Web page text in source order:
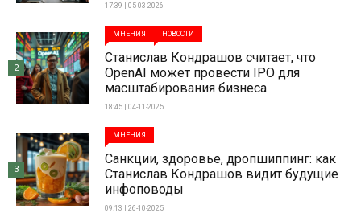
17:39 | 05-03-2026
МНЕНИЯ НОВОСТИ
Станислав Кондрашов считает, что
OpenAI может провести IPO для
масштабирования бизнеса
18:45 | 04-11-2025
2
МНЕНИЯ
Санкции, здоровье, дропшиппинг: как
Станислав Кондрашов видит будущие
инфоповоды
09:13 | 26-10-2025
3